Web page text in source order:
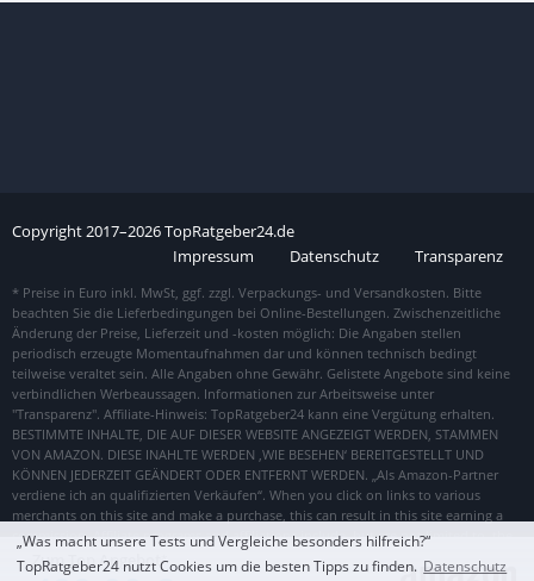
Zum Top Angebot
Copyright2017–2026TopRatgeber24.de
Impressum
Datenschutz Transparenz
„Was macht unsere Tests und Vergleiche besonders hilfreich?“
TopRatgeber24 nutzt Cookies um die besten Tipps zu finden. Datenschutz